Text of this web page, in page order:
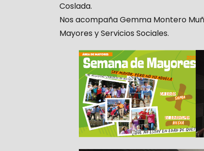
Coslada.
Nos acompaña Gemma Montero
Mayores y Servicios Sociales.